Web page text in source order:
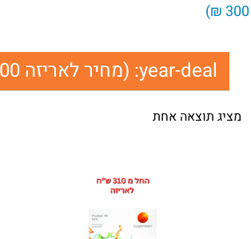
year-deal: (מחיר לאריזה 300 ₪)
מציג תוצאה אחת